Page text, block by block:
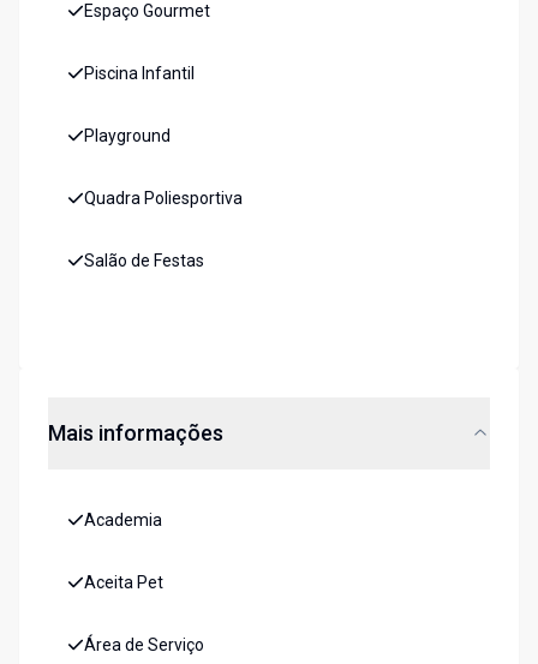
Espaço Gourmet
Piscina Infantil
Playground
Quadra Poliesportiva
Salão de Festas
Mais informações
Academia
Aceita Pet
Área de Serviço